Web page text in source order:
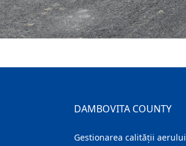
DAMBOVITA COUNTY
Gestionarea calității aerului